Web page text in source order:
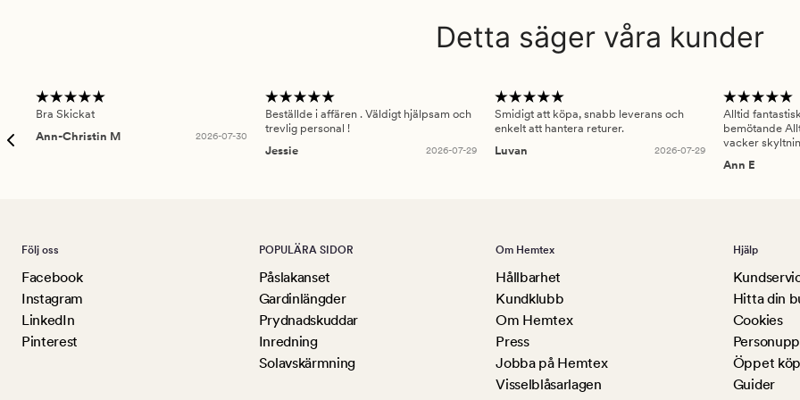
Detta säger våra kunder
Bra Skickat
Ann-Christin M
2026-07-30
Beställde i affären . Väldigt hjälpsam och
trevlig personal !
Jessie
2026-07-29
Smidigt att köpa, snabb leverans och
enkelt att hantera returer.
Luvan
2026-07-29
Alltid
bemötande
vacker
Ann E
Följ oss
Facebook
Instagram
LinkedIn
Pinterest
POPULÄRA SIDOR
Påslakanset
Gardinlängder
Prydnadskuddar
Inredning
Solavskärmning
Om Hemtex
Hållbarhet
Kundklubb
Om Hemtex
Press
Jobba på Hemtex
Visselblåsarlagen
Hjälp
Hitta din
Cookies
Öppet
Guider